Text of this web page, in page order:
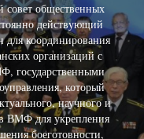
общественных
действующий
для координирования
организаций с
государственными
который
научного и
ВМФ для укрепления
боеготовности,